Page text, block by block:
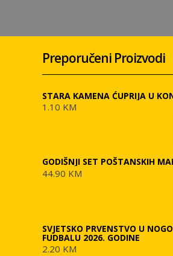
Preporučeni Proizvodi
STARA KAMENA ĆUPRIJA U
1.10 KM
GODIŠNJI SET POŠTANSKIH
44.90 KM
SVJETSKO PRVENSTVO U
FUDBALU 2026. GODINE
2.20 KM